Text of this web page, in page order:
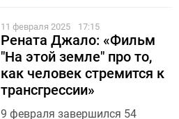
11 февраля 2025 17:15
Рената Джало: «Фильм
"На этой земле" про то,
как человек стремится к
трансгрессии»
9 февраля завершился 54